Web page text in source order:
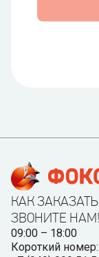
КАК
ЗВОНИТЕ НАМ!
09:00 – 18:00
Короткий